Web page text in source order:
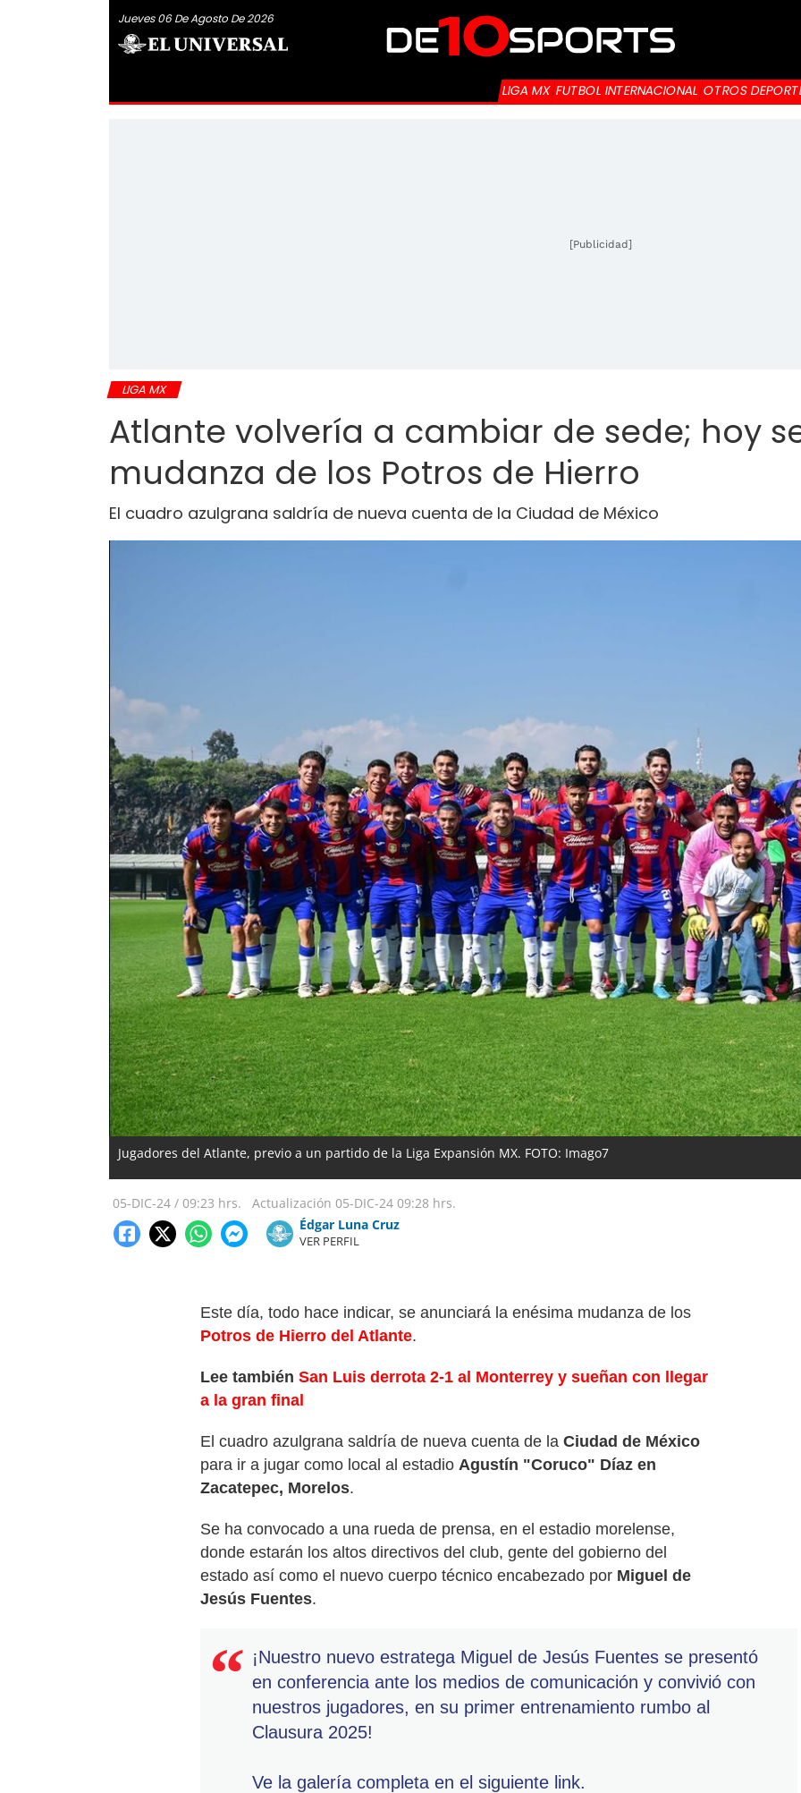
Jueves 06 De Agosto De 2026
LIGA MX FUTBOL INTERNACIONAL OTROS
[Publicidad]
LIGA MX
Atlante volvería a cambiar de sede; hoy
mudanza de los Potros de Hierro
El cuadro azulgrana saldría de nueva cuenta de la Ciudad de México
Jugadores del Atlante, previo a un partido de la Liga Expansión MX. FOTO: Imago7
05-DIC-24 / 09:23 hrs. Actualización 05-DIC-24 09:28 hrs.
Édgar Luna Cruz
VER PERFIL
Este día, todo hace indicar, se anunciará la enésima mudanza de los
Potros de Hierro del Atlante.
Lee también San Luis derrota 2-1 al Monterrey y sueñan con llegar
a la gran final
El cuadro azulgrana saldría de nueva cuenta de la Ciudad de México
para ir a jugar como local al estadio Agustín "Coruco" Díaz en
Zacatepec, Morelos.
Se ha convocado a una rueda de prensa, en el estadio morelense,
donde estarán los altos directivos del club, gente del gobierno del
estado así como el nuevo cuerpo técnico encabezado por Miguel de
Jesús Fuentes.
¡Nuestro nuevo estratega Miguel de Jesús Fuentes se presentó
en conferencia ante los medios de comunicación y convivió con
nuestros jugadores, en su primer entrenamiento rumbo al
Clausura 2025!
Ve la galería completa en el siguiente link.